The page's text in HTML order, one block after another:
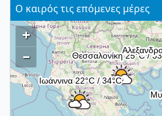
Ο καιρός τις επόμενες μέρες
+
–